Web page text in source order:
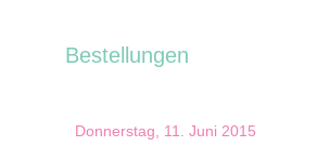
Bestellungen
Donnerstag, 11. Juni 2015